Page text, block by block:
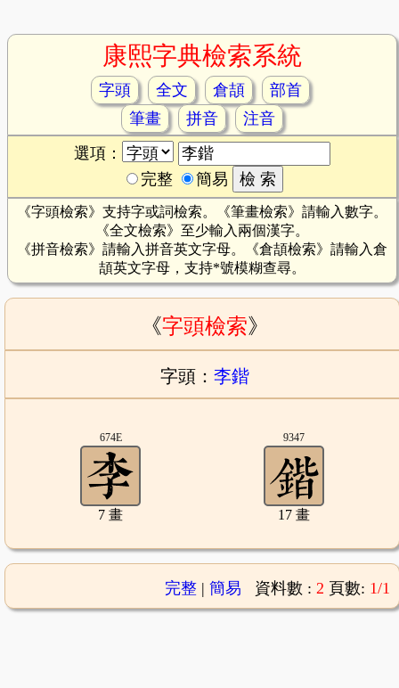
康熙字典檢索系統
字頭 全文 倉頡
部首
筆畫
拼音
注音
選項：
完整
簡易
《字頭檢索》支持字或詞檢索。《筆畫檢索》請輸入數字。
《全文檢索》至少輸入兩個漢字。
《拼音檢索》請輸入拼音英文字母。《倉頡檢索》請輸入倉
頡英文字母，支持*號模糊查尋。
《字頭檢索》
字頭： 李鍇
674E
7 畫
9347
17 畫
完整| 簡易 資料數 : 2 頁數: 1/1